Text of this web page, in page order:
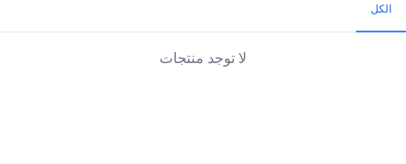
الكل
لا توجد منتجات